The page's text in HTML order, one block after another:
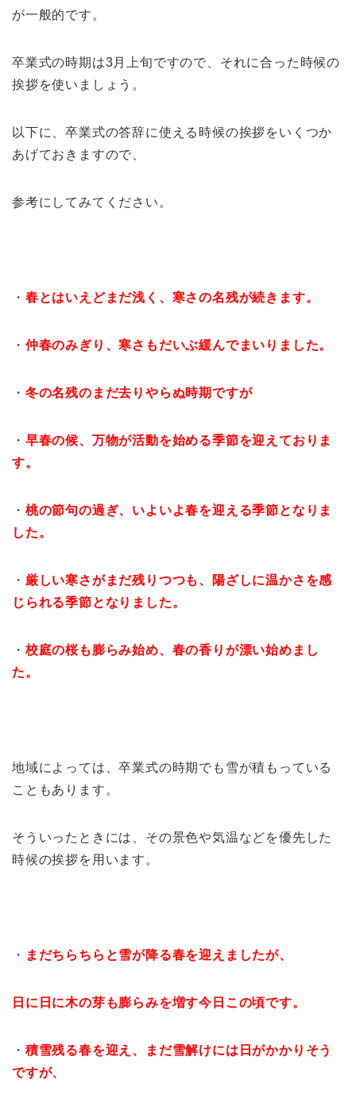
が一般的です。
卒業式の時期は3月上旬ですので、それに合った時候の
挨拶を使いましょう。
以下に、卒業式の答辞に使える時候の挨拶をいくつか
あげておきますので、
参考にしてみてください。
・ 春とはいえどまだ浅く、寒さの名残が続きます。
・ 仲春のみぎり、寒さもだいぶ緩んでまいりました。
・ 冬の名残のまだ去りやらぬ時期ですが
・ 早春の候、万物が活動を始める季節を迎えておりま
す。
・ 桃の節句の過ぎ、いよいよ春を迎える季節となりま
した。
・ 厳しい寒さがまだ残りつつも、陽ざしに温かさを感
じられる季節となりました。
・ 校庭の桜も膨らみ始め、春の香りが漂い始めまし
た。
地域によっては、卒業式の時期でも雪が積もっている
こともあります。
そういったときには、その景色や気温などを優先した
時候の挨拶を用います。
・ まだちらちらと雪が降る春を迎えましたが、
日に日に木の芽も膨らみを増す今日この頃です。
・ 積雪残る春を迎え、まだ雪解けには日がかかりそう
ですが、